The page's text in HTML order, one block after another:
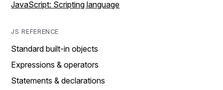
JavaScript: Scripting language
JS REFERENCE
Standard built-in objects
Expressions & operators
Statements & declarations